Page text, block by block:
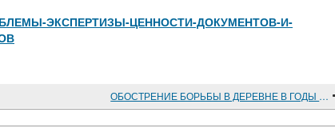
ЭКСПЕРТИЗЫ-ЦЕННОСТИ-ДОКУМЕНТОВ-И-
ОБОСТРЕНИЕ БОРЬБЫ В ДЕРЕВНЕ В ГОДЫ СТОЛЫПИНСКОЙ РЕФОРМЫ